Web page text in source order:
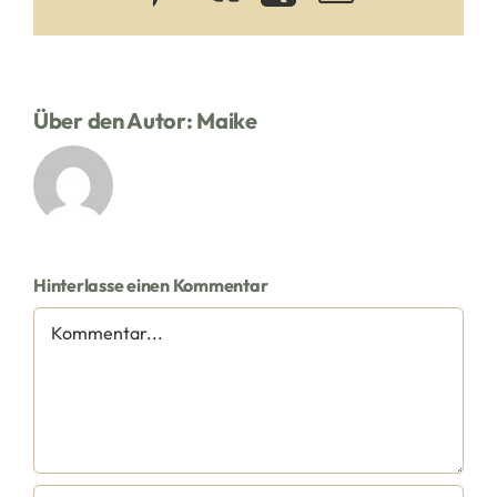
Über den Autor: Maike
Hinterlasse einen Kommentar